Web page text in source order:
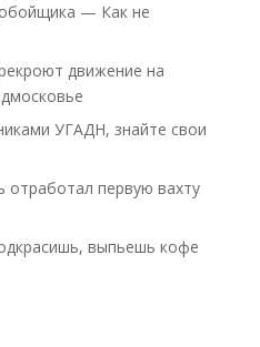
— Как не
движение на
УГАДН, знайте свои
отработал первую вахту
выпьешь кофе